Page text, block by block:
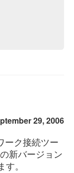
29, 2006
ーク接続ツー
の新バージョン
。